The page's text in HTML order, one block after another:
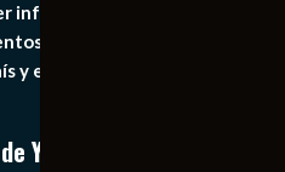
informado al publico en
mas recientes e
y el mundo de forma eficaz,
YouTube